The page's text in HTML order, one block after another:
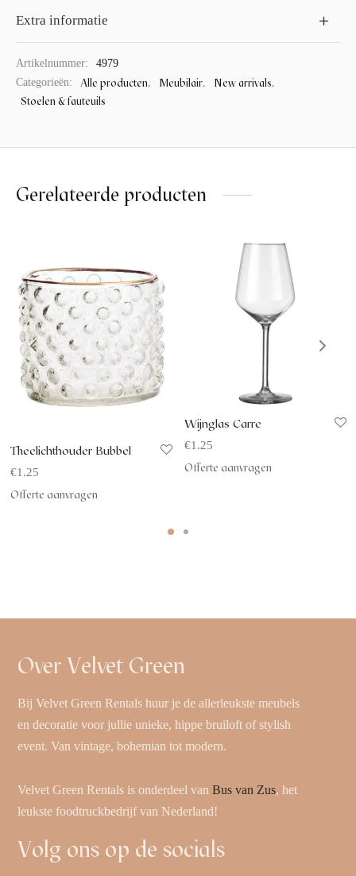
Extra informatie
Artikelnummer:
4979
Categorieën:
Alle producten Meubilair New arrivals
Stoelen & fauteuils
Gerelateerde producten
Theelichthouder Bubbel
€1.25
Offerte aanvragen
Wijnglas Carre
€1.25
Offerte aanvragen
Over Velvet Green
Bij Velvet Green Rentals huur je de allerleukste meubels
en decoratie voor jullie unieke, hippe bruiloft of stylish
event. Van vintage, bohemian tot modern.
Velvet Green Rentals is onderdeel vanBus van Zus, het
leukste foodtruckbedrijf van Nederland!
Volg ons op de socials